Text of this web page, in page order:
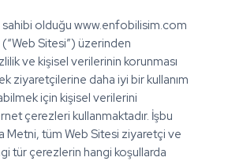
olduğu www.enfobilisim.com
Sitesi”) üzerinden
ve kişisel verilerinin korunması
ziyaretçilerine daha iyi bir kullanım
için kişisel verilerini
çerezleri kullanmaktadır. İşbu
Metni, tüm Web Sitesi ziyaretçi ve
tür çerezlerin hangi koşullarda